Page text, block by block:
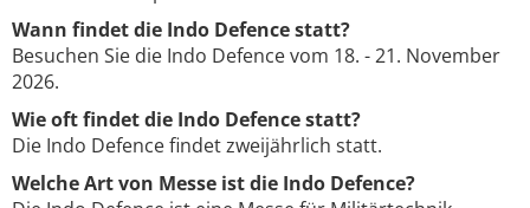
Wann findet die Indo Defence statt?
Besuchen Sie die Indo Defence vom 18. - 21. November
2026.
Wie oft findet die Indo Defence statt?
Die Indo Defence findet zweijährlich statt.
Welche Art von Messe ist die Indo Defence?